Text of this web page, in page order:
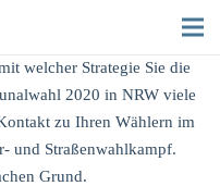
welcher Strategie Sie die
2020 in NRW viele
zu Ihren Wählern im
und Straßenwahlkampf.
Grund.